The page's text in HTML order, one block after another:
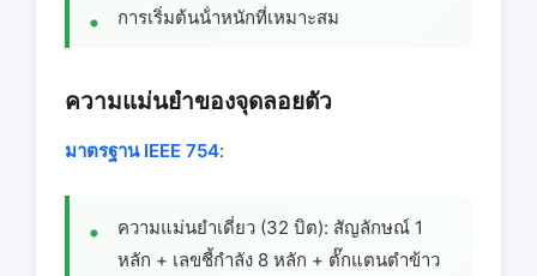
การเริ่มต้นน้ําหนักที่เหมาะสม
ความแม่นยําของจุดลอยตัว
มาตรฐาน IEEE 754:
ความแม่นยําเดี่ยว (32 บิต): สัญลักษณ์ 1
หลัก + เลขชี้กําลัง 8 หลัก + ตั๊กแตนตําข้าว